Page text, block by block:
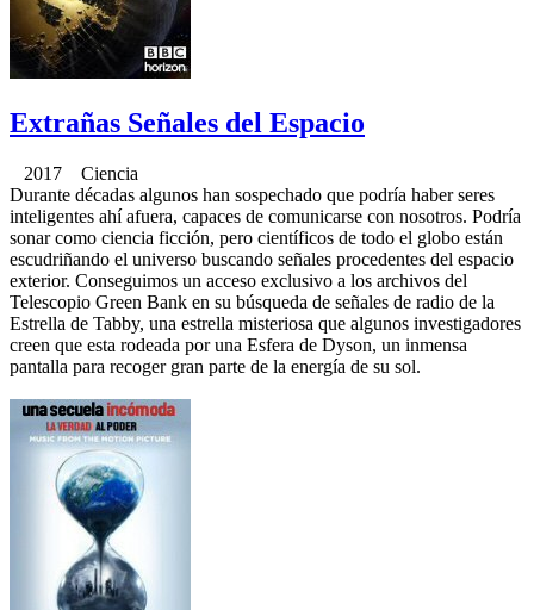
Extrañas Señales del Espacio
2017 Ciencia
Durante décadas algunos han sospechado que podría haber seres
inteligentes ahí afuera, capaces de comunicarse con nosotros. Podría
sonar como ciencia ficción, pero científicos de todo el globo están
escudriñando el universo buscando señales procedentes del espacio
exterior. Conseguimos un acceso exclusivo a los archivos del
Telescopio Green Bank en su búsqueda de señales de radio de la
Estrella de Tabby, una estrella misteriosa que algunos investigadores
creen que esta rodeada por una Esfera de Dyson, un inmensa
pantalla para recoger gran parte de la energía de su sol.